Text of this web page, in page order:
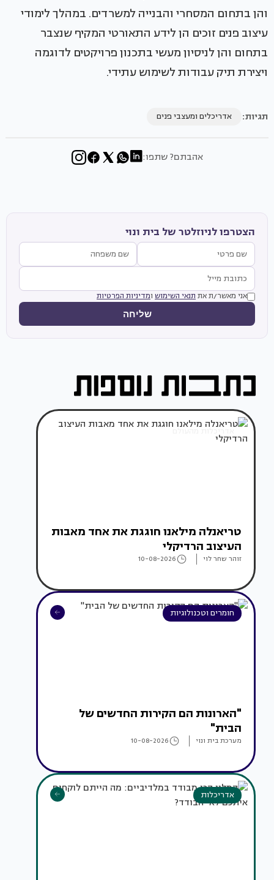
והן בתחום המסחרי והבנייה למשרדים. במהלך לימודי
עיצוב פנים זוכים הן לידע התאורטי המקיף שנצבר
בתחום והן לניסיון מעשי בתכנון פרויקטים לדוגמה
ויצירת תיק עבודות לשימוש עתידי.
תגיות: אדריכלים ומעצבי פנים
אהבתם? שתפו:
הצטרפו לניוזלטר של בית ונוי
אני מאשר/ת את תנאי השימוש ומדיניות הפרטיות
שליחה
טריאנלה מילאנו חוגגת את אחד מאבות
העיצוב הרדיקלי
זוהר שחר לוי 10-08-2026
חומרים וטכנולוגיות
"הארונות הם הקירות החדשים של
הבית"
מערכת בית ונוי 10-08-2026
אדריכלות